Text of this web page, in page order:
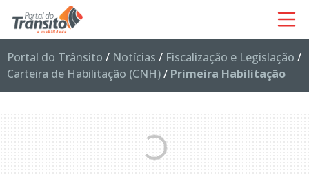
Portal do Trânsito / Notícias / Fiscalização e Legislação /
Carteira de Habilitação (CNH)/ Primeira Habilitação